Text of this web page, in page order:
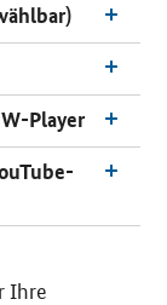
Player
Ihre